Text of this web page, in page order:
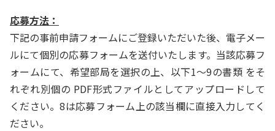
応募方法：
下記の事前申請フォームにご登録いただいた後、電子メー
ルにて個別の応募フォームを送付いたします。当該応募フ
ォームにて、希望部局を選択の上、以下1～9の書類 をそ
れぞれ別個の PDF形式ファイルとしてアップロードして
ください。8は応募フォーム上の該当欄に直接入力してく
ださい。